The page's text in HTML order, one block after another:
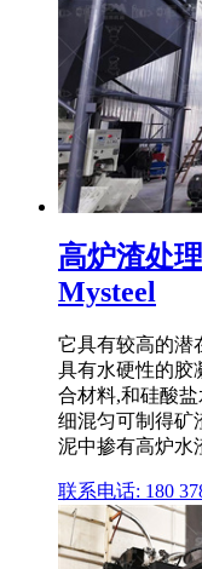
高炉渣处
Mysteel
它具有较高的潜
具有水硬性的胶
合材料,和硅酸
细混匀可制得矿
泥中掺有高炉水
联系电话: 180